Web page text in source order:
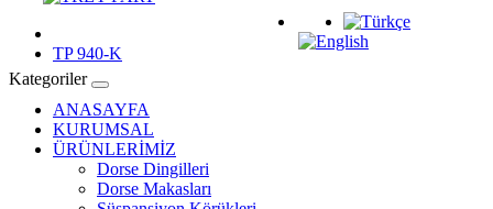
Kategoriler
ANASAYFA
KURUMSAL
ÜRÜNLERİMİZ
Dorse Dingilleri
Dorse Makasları
TP 940-K